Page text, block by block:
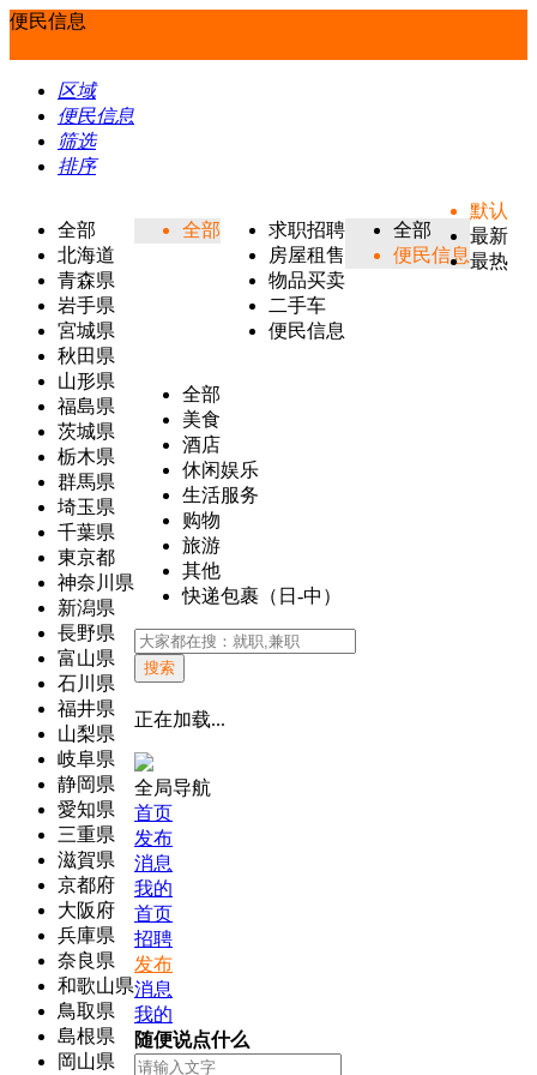
便民信息
区域
便民信息
筛选
排序
全部
北海道
青森県
岩手県
宮城県
秋田県
山形県
福島県
茨城県
栃木県
群馬県
埼玉県
千葉県
東京都
神奈川県
新潟県
長野県
富山県
石川県
福井県
山梨県
岐阜県
静岡県
愛知県
三重県
滋賀県
京都府
大阪府
兵庫県
奈良県
和歌山県
鳥取県
島根県
岡山県
全部
求职招聘
房屋租售
物品买卖
二手车
便民信息
全部
便民信息
全部
美食
酒店
休闲娱乐
生活服务
购物
旅游
其他
快递包裹（日-中）
默认
最新
最热
搜索
正在加载...
全局导航
首页
发布
消息
我的
首页
招聘
发布
消息
我的
随便说点什么